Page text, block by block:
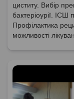
циститу. Вибір
бактеріоурії. ІСШ
Профілактика
можливості